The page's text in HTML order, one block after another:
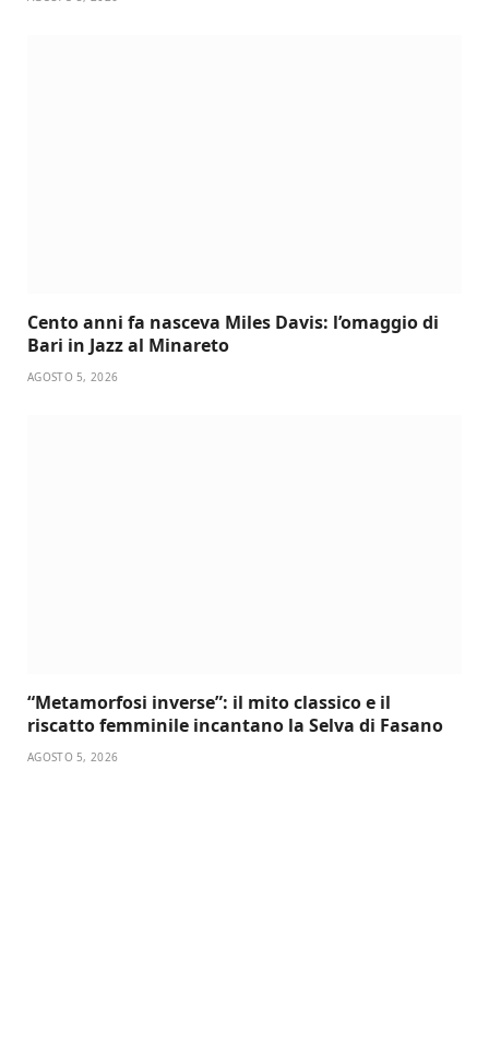
Cento anni fa nasceva Miles Davis: l’omaggio di
Bari in Jazz al Minareto
AGOSTO 5, 2026
“Metamorfosi inverse”: il mito classico e il
riscatto femminile incantano la Selva di Fasano
AGOSTO 5, 2026